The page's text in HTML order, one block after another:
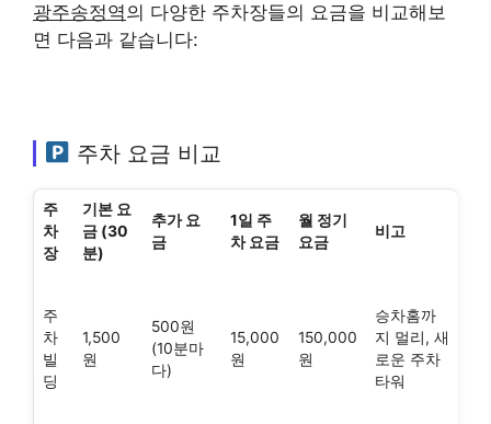
광주송정역의 다양한 주차장들의 요금을 비교해보
면 다음과 같습니다:
주차 요금 비교
주
차
장
기본 요
금 (30
분)
추가 요
금
1일 주
차 요금
월 정기
요금
비고
주
차
빌
딩
1,500
원
500원
(10분마
다)
15,000
원
150,000
원
승차홈까
지 멀리, 새
로운 주차
타워